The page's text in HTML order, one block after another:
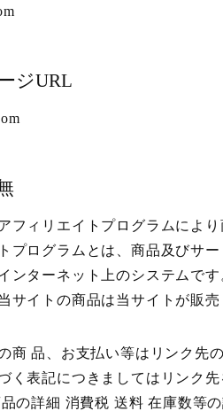
ジURL
フィリエイトプログラムによ
プログラムとは、商品及びサ
ンターネット上のシステムです
サイトの商品は当サイトが販売
商 品、お支払い等はリンク先
く表記につきましてはリンク
の詳細 消費税 送料 在庫数等